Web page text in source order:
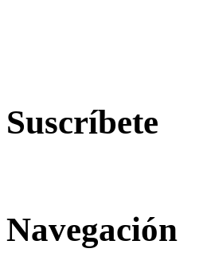
Suscríbete
Navegación